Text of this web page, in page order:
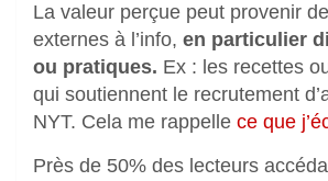
La valeur perçue peut provenir
externes à l’info, en particulier
ou pratiques. Ex : les recettes
qui soutiennent le recrutement
NYT. Cela me rappelle ce que
Près de 50% des lecteurs